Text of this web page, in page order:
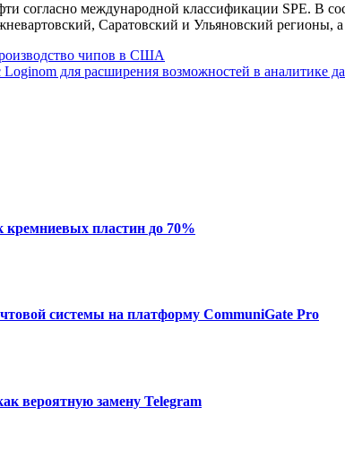
согласно международной классификации SPE. В
Саратовский и Ульяновский регионы, а
чипов в США
для расширения возможностей в аналитике
кремниевых пластин до 70%
системы на платформу CommuniGate Pro
вероятную замену Telegram